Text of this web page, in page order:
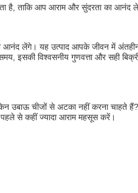
है, ताकि आप आराम और सुंदरता का आनंद
आनंद लेंगे। यह उत्पाद आपके जीवन में
विश्वसनीय गुणवत्ता और सही
उबाऊ चीजों से अटका नहीं करना चाहते
से कहीं ज्यादा आराम महसूस करें।